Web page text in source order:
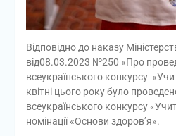
Відповідно до наказу
від08.03.2023 №250 «Про
всеукраїнського конкурсу
квітні цього року було
всеукраїнського конкурсу
номінації «Основи здоров’я».